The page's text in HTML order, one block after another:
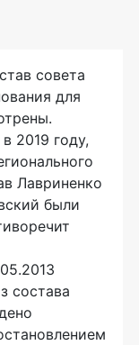
совета
для
2019 году,
Лавриненко
были
состава